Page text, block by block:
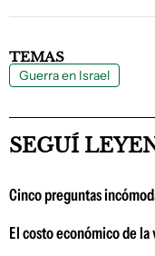
TEMAS
Guerra en Israel
SEGUÍ
Cinco preguntas
El costo económico de